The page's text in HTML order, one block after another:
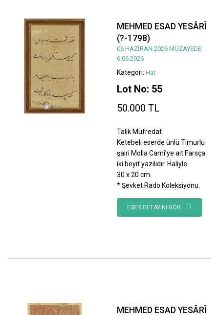
MEHMED ESAD YESÂRÎ
(?-1798)
06 HAZİRAN 2026 MÜZAYEDE
6.06.2026
Kategori: Hat
Lot No: 55
50.000 TL
Talik Müfredat
Ketebeli eserde ünlü Timurlu
şairi Molla Cami’ye ait Farsça
iki beyit yazılıdır. Haliyle.
30 x 20 cm.
* Şevket Rado Koleksiyonu.
ESER DETAYINI GÖR
MEHMED ESAD YESÂRÎ